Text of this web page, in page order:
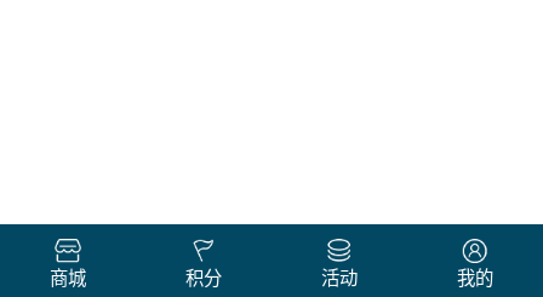
商城 积分 活动 我的